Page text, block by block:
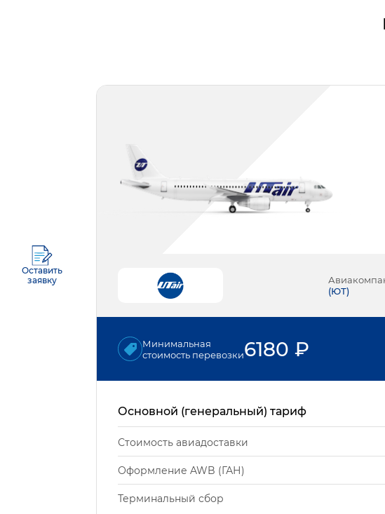
Оставить
заявку
(ЮТ)
Минимальная
стоимость перевозки6180 ₽
Основной (генеральный) тариф
Стоимость авиадоставки
Оформление AWB (ГАН)
Терминальный сбор